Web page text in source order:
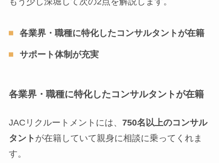
各業界・職種に特化したコンサルタントが在籍
サポート体制が充実
各業界・職種に特化したコンサルタントが在籍
JACリクルートメントには、 750名以上のコンサル
タント が在籍していて親身に相談に乗ってくれま
す。